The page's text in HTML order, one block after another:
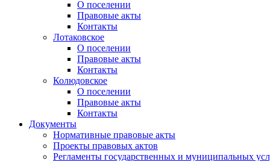
О поселении
Правовые акты
Контакты
Лотаковское
О поселении
Правовые акты
Контакты
Колюдовское
О поселении
Правовые акты
Контакты
Документы
Нормативные правовые акты
Проекты правовых актов
Регламенты государственных и муниципальных